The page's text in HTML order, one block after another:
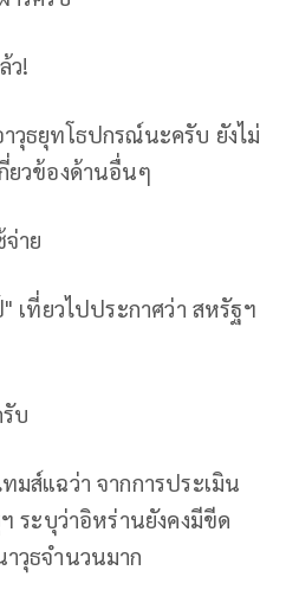
ว!
วุธยุทโธปกรณ์นะครับ ยังไม่
ยวข้องด้านอื่นๆ
าย
ที่ยวไปประกาศว่า สหรัฐฯ
นรู้มั้ยครับ
ส์แฉว่า จากการประเมิน
ระบุว่าอิหร่านยังคงมีขีด
วุธจำนวนมาก